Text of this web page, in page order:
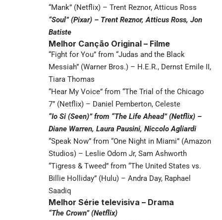
“Mank” (Netflix) – Trent Reznor, Atticus Ross
“Soul” (Pixar) – Trent Reznor, Atticus Ross, Jon
Batiste
Melhor Canção Original – Filme
“Fight for You” from “Judas and the Black
Messiah” (Warner Bros.) – H.E.R., Dernst Emile II,
Tiara Thomas
“Hear My Voice” from “The Trial of the Chicago
7” (Netflix) – Daniel Pemberton, Celeste
“Io Si (Seen)” from “The Life Ahead” (Netflix) –
Diane Warren, Laura Pausini, Niccolo Agliardi
“Speak Now” from “One Night in Miami” (Amazon
Studios) – Leslie Odom Jr, Sam Ashworth
“Tigress & Tweed” from “The United States vs.
Billie Holliday” (Hulu) – Andra Day, Raphael
Saadiq
Melhor Série televisiva – Drama
“The Crown” (Netflix)